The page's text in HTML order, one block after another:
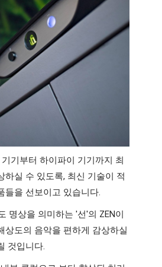
기부터 하이파이 기기까지 최
하실 수 있도록, 최신 기술이 적
들을 선보이고 있습니다.
명상을 의미하는 '선'의 ZEN이
상도의 음악을 편하게 감상하실
것입니다.